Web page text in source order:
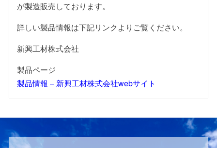
が製造販売しております。
詳しい製品情報は下記リンクよりご覧ください。
新興工材株式会社
製品ページ
製品情報 – 新興工材株式会社webサイト